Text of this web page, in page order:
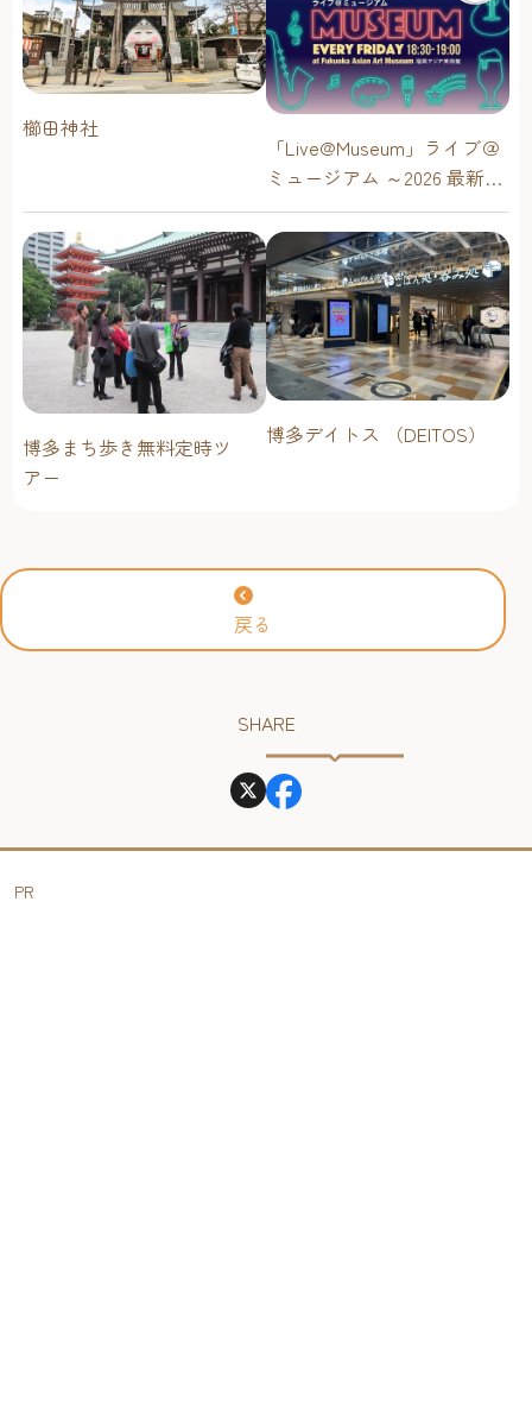
櫛田神社
「Live@Museum」ライブ＠
ミュージアム ～2026 最新イ
ベントスケジュール！【福
岡アジア美術館】
博多まち歩き無料定時ツ
アー
博多デイトス （DEITOS）
戻る
SHARE
PR